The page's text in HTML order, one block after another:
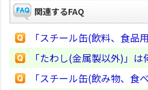
関連するFAQ
「スチール缶(飲料、食
「たわし(金属製以外)」
「スチール缶(飲み物、